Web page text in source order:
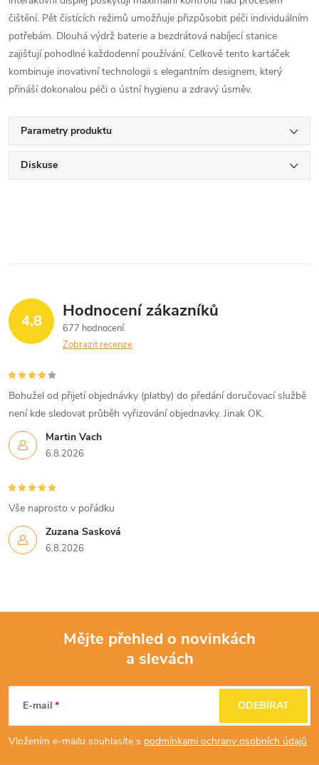
čištění. Pět čistících režimů umožňuje přizpůsobit péči individuálním
potřebám. Dlouhá výdrž baterie a bezdrátová nabíjecí stanice
zajišťují pohodlné každodenní používání. Celkově tento kartáček
kombinuje inovativní technologii s elegantním designem, který
přináší dokonalou péči o ústní hygienu a zdravý úsměv.
Parametry produktu
Diskuse
4,8 Hodnocení zákazníků
677 hodnocení
Zobrazit recenze
Martin Vach
6.8.2026
Bohužel od přijetí objednávky (platby) do předání doručovací službě
není kde sledovat průběh vyřizování objednavky. Jinak OK.
Zuzana Sasková
6.8.2026
Vše naprosto v pořádku
p
Mějte přehled o novinkách
a slevách
E-mail
Vložením e-mailu souhlasíte s podmínkami ochrany osobních údajů
ODEBÍRAT